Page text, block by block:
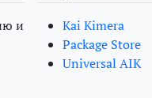
и
Kai Kimera
Package Store
Universal AIK